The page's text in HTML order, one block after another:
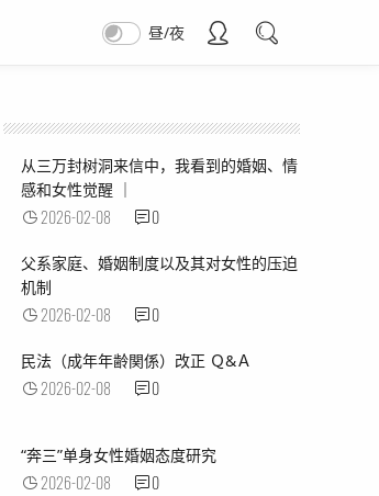
昼/夜
从三万封树洞来信中，我看到的婚姻、情
感和女性觉醒 ｜
2026-02-08 0
父系家庭、婚姻制度以及其对女性的压迫
机制
2026-02-08 0
民法（成年年齢関係）改正 Ｑ&Ａ
2026-02-08 0
“奔三”单身女性婚姻态度研究
2026-02-08 0